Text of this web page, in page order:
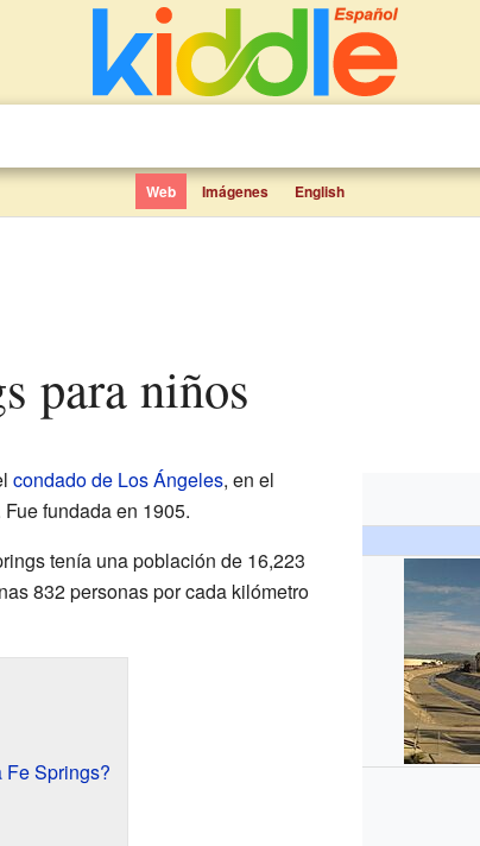
Web Imágenes English
para niños
condado de Los Ángeles, en el
Fue fundada en 1905.
tenía una población de 16,223
832 personas por cada kilómetro
Fe Springs?